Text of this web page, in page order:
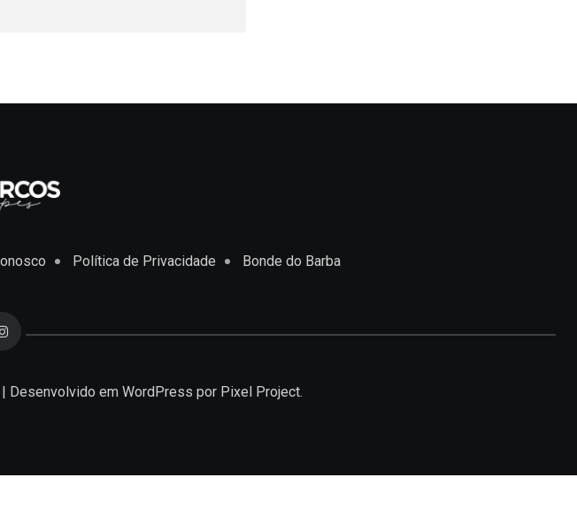
Política de Privacidade Bonde do Barba
Desenvolvido em WordPress por Pixel Project.